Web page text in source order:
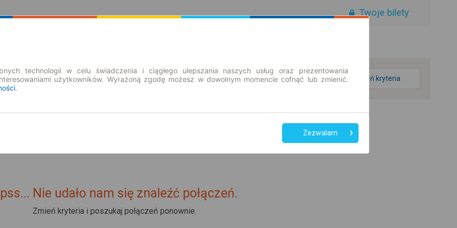
Twoje bilety
zmień kryteria
Nie udało nam się znaleźć połączeń.
Zmień kryteria i poszukaj połączeń ponownie.
technologii w celu świadczenia i ciągłego ulepszania naszych usług oraz prezentowania
użytkowników. Wyrażoną zgodę możesz w dowolnym momencie cofnąć lub zmienić.
.
Zezwalam